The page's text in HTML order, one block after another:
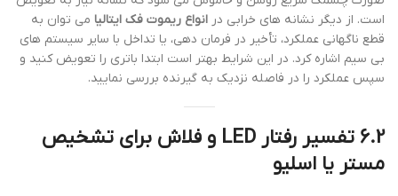
است. از دیگر نشانه های خرابی در انواع ریموت فک ایتالیا می توان به
قطع ناگهانی عملکرد، تأخیر در فرمان دهی، یا تداخل با سایر سیستم های
بی سیم اشاره کرد. در این شرایط بهتر است ابتدا باتری را تعویض کنید و
سپس عملکرد را در فاصله نزدیک به گیرنده بررسی نمایید.
6.2 تفسیر رفتار LED و فلاش برای تشخیص
مستر یا اسلیو